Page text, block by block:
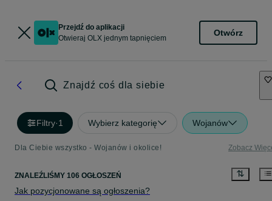
Przejdź do aplikacji
Otwieraj OLX jednym tapnięciem
Otwórz
Znajdź coś dla siebie
Filtry·1 Wybierz kategorię Wojanów
Dla Ciebie wszystko - Wojanów i okolice! Zobacz
ZNALEŹLIŚMY 106 OGŁOSZEŃ
Jak pozycjonowane są ogłoszenia?